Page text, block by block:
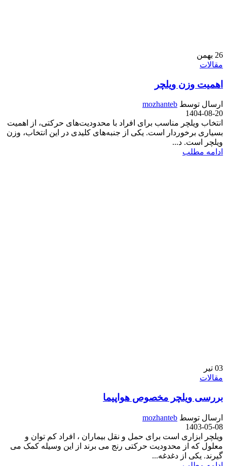
26 بهمن
مقالات
اهمیت وزن ویلچر
ارسال توسط mozhanteb
1404-08-20
انتخاب ویلچر مناسب برای افراد با محدودیت‌های حرکتی، از اهمیت
بسیاری برخوردار است. یکی از جنبه‌های کلیدی در این انتخاب، وزن
ویلچر است. د...
ادامه مطلب
03 تیر
مقالات
بررسی ویلچر مخصوص هواپیما
ارسال توسط mozhanteb
1403-05-08
ویلچر ابزاری است برای حمل و نقل بیماران ، افراد کم توان و
معلول که از محدودیت حرکتی رنج می برند از این وسیله کمک می
گیرند. یکی از دغدغه...